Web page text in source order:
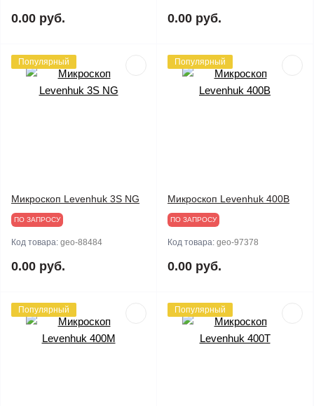
0.00 руб. 0.00 руб.
Популярный
Микроскоп Levenhuk 3S NG
ПО ЗАПРОСУ
Код товара: geo-88484
0.00 руб.
Популярный
Микроскоп Levenhuk 400B
ПО ЗАПРОСУ
Код товара: geo-97378
0.00 руб.
Популярный Популярный